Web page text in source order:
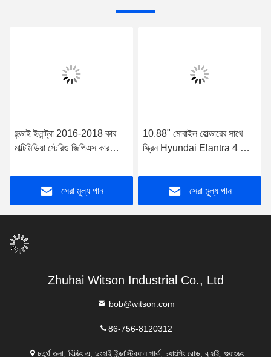
হুন্ডাই ইলান্ট্রা 2016-2018 কার
মাল্টিমিডিয়া স্টেরিও জিপিএস কারপ্লে
সেরা মূল্য পান
10.88" মোবাইল হোল্ডারের সাথে
স্ক্রিন Hyundai Elantra 4 HD
সেরা মূল্য পান
Zhuhai Witson Industrial Co., Ltd
bob@witson.com
86-756-8120312
চতুর্থ তলা, বিল্ডিং এ, ডংহাই ইন্ডাস্ট্রিয়াল পার্ক, চ্যাংপিং রোড, ঝুহাই, গুয়াংডং